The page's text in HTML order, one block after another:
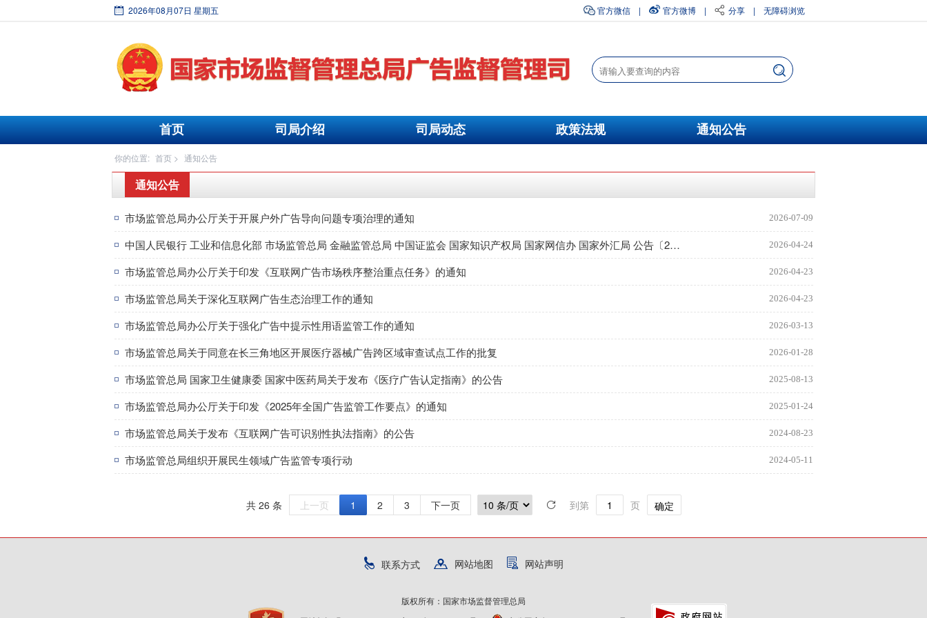
2026年08月07日 星期五 官方微信 | 官方微博 | 分享 | 无障碍浏览
首页 司局介绍 司局动态 政策法规 通知公告
你的位置: 首页> 通知公告
通知公告
市场监管总局办公厅关于开展户外广告导向问题专项治理的通知 2026-07-09
中国人民银行 工业和信息化部 市场监管总局 金融监管总局 中国证监会 国家知识产权局 国家网信办 国家外汇局 公告〔2026〕第9号 2026-04-24
市场监管总局办公厅关于印发《互联网广告市场秩序整治重点任务》的通知 2026-04-23
市场监管总局关于深化互联网广告生态治理工作的通知 2026-04-23
市场监管总局办公厅关于强化广告中提示性用语监管工作的通知 2026-03-13
市场监管总局关于同意在长三角地区开展医疗器械广告跨区域审查试点工作的批复 2026-01-28
市场监管总局 国家卫生健康委 国家中医药局关于发布《医疗广告认定指南》的公告 2025-08-13
市场监管总局办公厅关于印发《2025年全国广告监管工作要点》的通知 2025-01-24
市场监管总局关于发布《互联网广告可识别性执法指南》的公告 2024-08-23
市场监管总局组织开展民生领域广告监管专项行动 2024-05-11
共 26 条 上一页 1 2 3 下一页 到第 页 确定
联系方式 网站地图 网站声明
版权所有：国家市场监督管理总局